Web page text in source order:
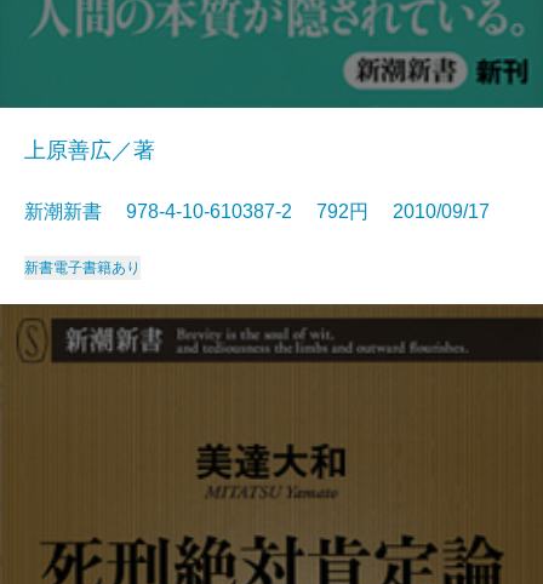
上原善広／著
新潮新書 978-4-10-610387-2 792円 2010/09/17
新書電子書籍あり